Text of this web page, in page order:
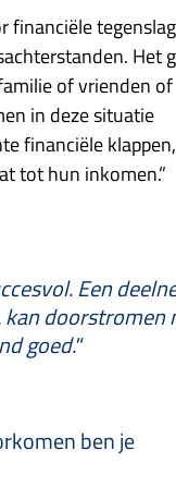
financiële
Het
of vrienden of
in deze situatie
financiële klappen,
tot hun inkomen.”
Een
kan doorstromen
goed."
ben je